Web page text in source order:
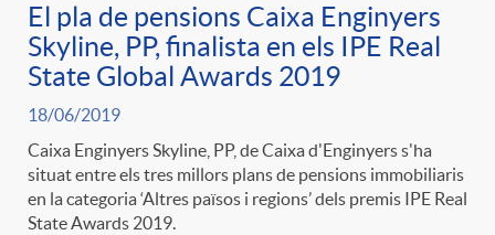
El pla de pensions Caixa Enginyers
Skyline, PP, finalista en els IPE Real
State Global Awards 2019
18/06/2019
Caixa Enginyers Skyline, PP, de Caixa d'Enginyers s'ha
situat entre els tres millors plans de pensions immobiliaris
en la categoria ‘Altres països i regions’ dels premis IPE Real
State Awards 2019.